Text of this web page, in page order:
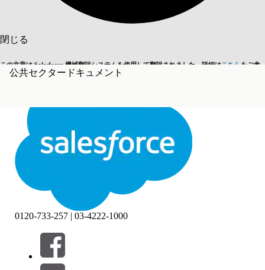
閉じる
この文章は Salesforce 機械翻訳システムを使用して翻訳されました。詳細はこちら をご参
照ください。
英語に切り替える 今はしません
閉じる 閉じる
公共セクタードキュメント
絞り込み条件 (0)
絞り込み条件を選択
0120-733-257 | 03-4222-1000